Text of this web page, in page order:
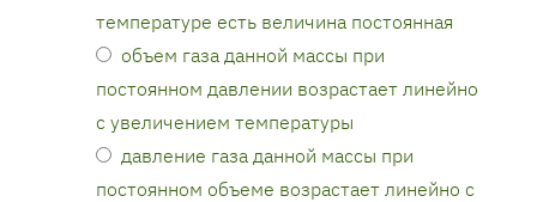
температуре есть величина постоянная
объем газа данной массы при
постоянном давлении возрастает линейно
с увеличением температуры
давление газа данной массы при
постоянном объеме возрастает линейно с